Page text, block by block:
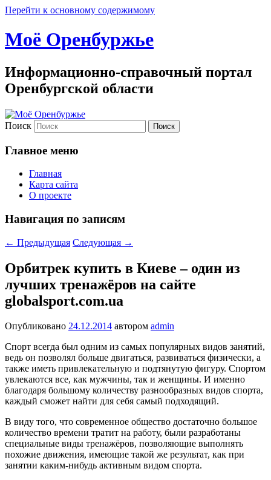
Перейти к основному содержимому
Моё Оренбуржье
Информационно-справочный портал
Оренбургской области
Поиск
Главное меню
Главная
Карта сайта
О проекте
Навигация по записям
← Предыдущая Следующая →
Орбитрек купить в Киеве – один из
лучших тренажёров на сайте
globalsport.com.ua
Опубликовано 24.12.2014 автором admin
Спорт всегда был одним из самых популярных видов занятий,
ведь он позволял больше двигаться, развиваться физически, а
также иметь привлекательную и подтянутую фигуру. Спортом
увлекаются все, как мужчины, так и женщины. И именно
благодаря большому количеству разнообразных видов спорта,
каждый сможет найти для себя самый подходящий.
В виду того, что современное общество достаточно большое
количество времени тратит на работу, были разработаны
специальные виды тренажёров, позволяющие выполнять
похожие движения, имеющие такой же результат, как при
занятии каким-нибудь активным видом спорта.